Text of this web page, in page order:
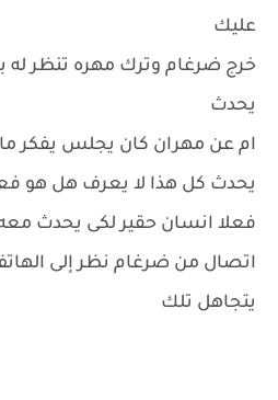
عليك
خرج ضرغام وترك مهره تنظر له
يحدث
ام عن مهران كان يجلس يفكر
يحدث كل هذا لا يعرف هل هو
فعلا انسان حقير لكى يحدث
اتصال من ضرغام نظر إلى
يتجاهل تلك